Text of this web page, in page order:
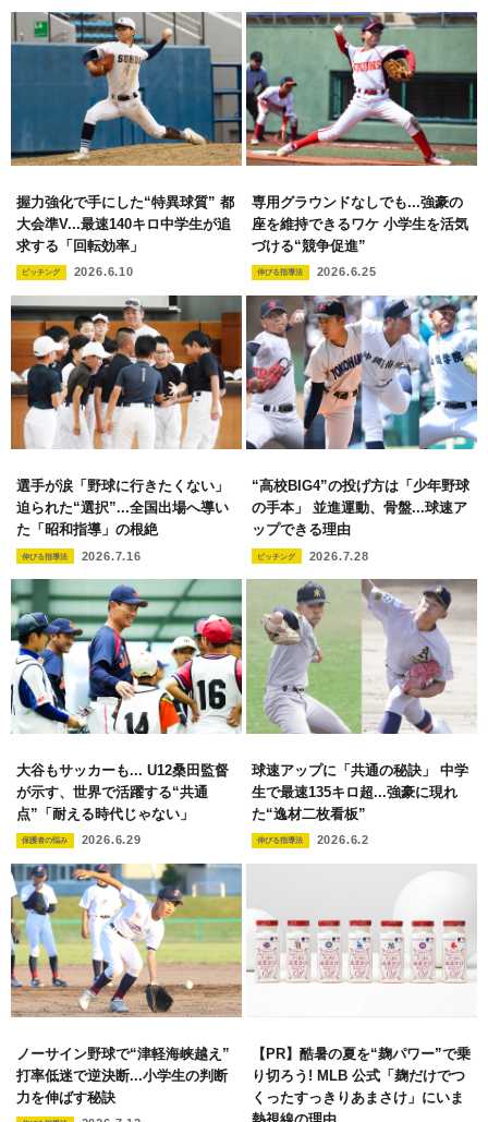
握力強化で手にした“特異球質” 都
大会準V...最速140キロ中学生が追
求する「回転効率」
ピッチング 2026.6.10
専用グラウンドなしでも...強豪の
座を維持できるワケ 小学生を活気
づける“競争促進”
伸びる指導法 2026.6.25
選手が涙「野球に行きたくない」
迫られた“選択”...全国出場へ導い
た「昭和指導」の根絶
伸びる指導法 2026.7.16
“高校BIG4”の投げ方は「少年野球
の手本」 並進運動、骨盤...球速ア
ップできる理由
ピッチング 2026.7.28
大谷もサッカーも... U12桑田監督
が示す、世界で活躍する“共通
点”「耐える時代じゃない」
保護者の悩み 2026.6.29
球速アップに「共通の秘訣」 中学
生で最速135キロ超...強豪に現れ
た“逸材二枚看板”
伸びる指導法 2026.6.2
ノーサイン野球で“津軽海峡越え”
打率低迷で逆決断...小学生の判断
力を伸ばす秘訣
【PR】酷暑の夏を“麹パワー”で乗
り切ろう! MLB 公式「麹だけでつ
くったすっきりあまさけ」にいま